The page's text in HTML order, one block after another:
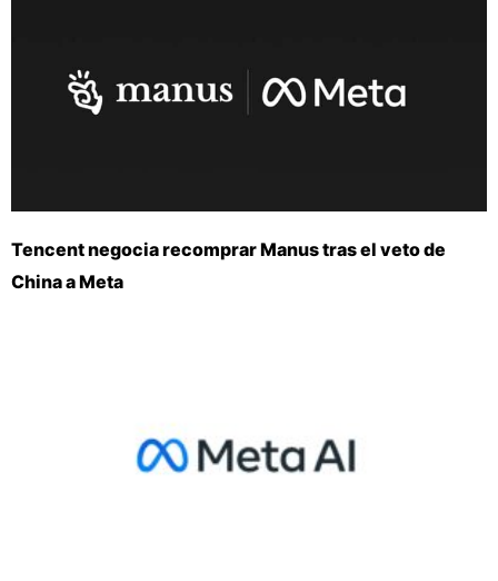
Tencent negocia recomprar Manus tras el veto de
China a Meta